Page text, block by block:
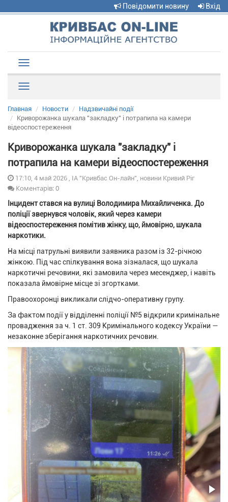
Повідомити новину Вхід
navigation
Главная Новости
Надзвичайні події
Криворожанка шукала "закладку" і потрапила на камери
відеоспостереження
Криворожанка шукала "закладку" і
потрапила на камери відеоспостереження
17:10, 4 май 2026 , ІА "Кривбас Он-лайн", новини Кривий Ріг
Коментарів: 0
Інцидент стався на вулиці Володимира Михайличенка. До
поліції звернувся чоловік, який через камери
відеоспостереження помітив жінку, що, ймовірно, шукала
наркотики.
На місці патрульні виявили заявника разом із 32-річною
жінкою. Під час спілкування вона зізналася, що шукала
наркотичні речовини, які замовила через месенджер, і навіть
показала ймовірне місце зі згортками.
Правоохоронці викликали слідчо-оперативну групу.
За фактом події у відділенні поліції №5 відкрили кримінальне
провадження за ч. 1 ст. 309 Кримінального кодексу України —
незаконне зберігання наркотичних речовин.